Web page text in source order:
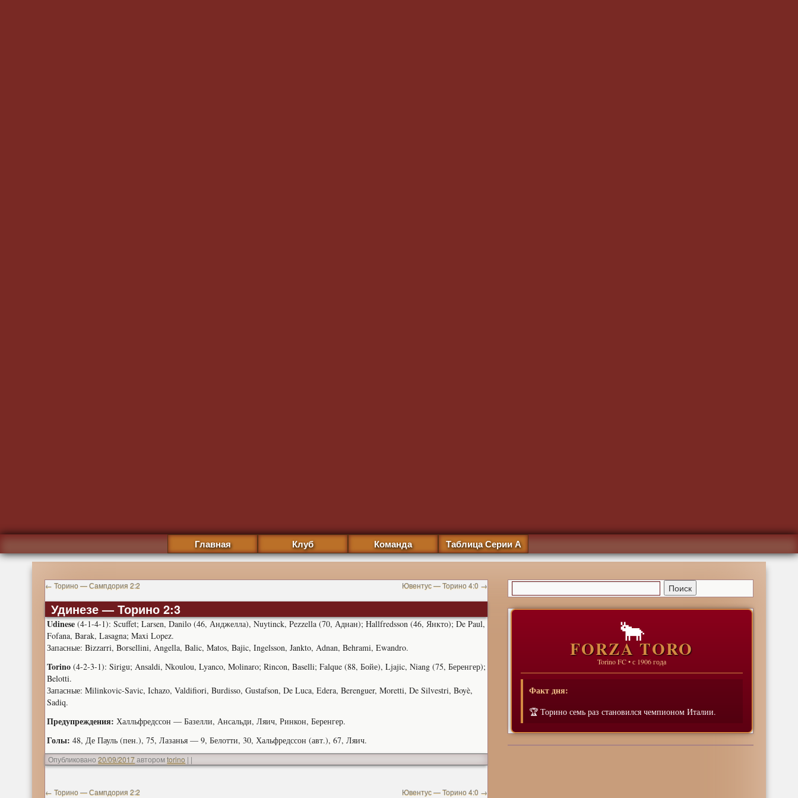
Главная Клуб Команда Таблица Серии А
← Торино — Сампдория 2:2 Ювентус — Торино 4:0 →
Удинезе — Торино 2:3
Udinese (4-1-4-1): Scuffet; Larsen, Danilo (46, Анджелла), Nuytinck, Pezzella (70, Аднан); Hallfredsson (46, Янкто); De Paul,
Fofana, Barak, Lasagna; Maxi Lopez.
Запасные: Bizzarri, Borsellini, Angella, Balic, Matos, Bajic, Ingelsson, Jankto, Adnan, Behrami, Ewandro.
Torino (4-2-3-1): Sirigu; Ansaldi, Nkoulou, Lyanco, Molinaro; Rincon, Baselli; Falque (88, Бойе), Ljajic, Niang (75, Беренгер);
Belotti.
Запасные: Milinkovic-Savic, Ichazo, Valdifiori, Burdisso, Gustafson, De Luca, Edera, Berenguer, Moretti, De Silvestri, Boyè,
Sadiq.
Предупреждения: Халльфредссон — Базелли, Ансальди, Ляич, Ринкон, Беренгер.
Голы: 48, Де Пауль (пен.), 75, Лазанья — 9, Белотти, 30, Хальфредссон (авт.), 67, Ляич.
Опубликовано 20/09/2017авторомtorino | |
← Торино — Сампдория 2:2 Ювентус — Торино 4:0 →
🐂
FORZA TORO
Torino FC • с 1906 года
Факт дня:
🏆 Торино семь раз становился чемпионом Италии.